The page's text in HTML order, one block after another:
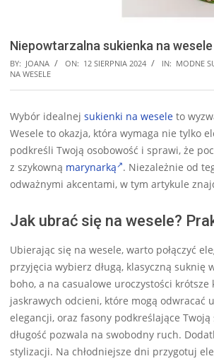
Niepowtarzalna sukienka na
BY: JOANA ON: 12 SIERPNIA 2024 IN: MODNE
NA WESELE
Wybór idealnej sukienki na wesele to
Wesele to okazja, która wymaga nie tylko
podkreśli Twoją osobowość i sprawi, że
z szykowną marynarką . Niezależnie od
odważnymi akcentami, w tym artykule
Jak ubrać się na wesele?
Ubierając się na wesele, warto połączyć
przyjęcia wybierz długą, klasyczną
boho, a na casualowe uroczystości
jaskrawych odcieni, które mogą odwracać
elegancji, oraz fasony podkreślające
długość pozwala na swobodny ruch.
stylizacji. Na chłodniejsze dni przygotuj